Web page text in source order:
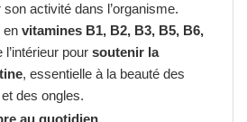
activité dans l’organisme.
en vitamines B1, B2, B3, B5, B6,
l’intérieur pour soutenir la
, essentielle à la beauté des
des ongles.
au quotidien